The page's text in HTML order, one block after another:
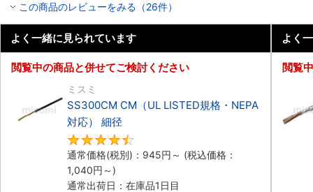
この商品のレビューをみる（26件）
よく一緒に見られています
閲覧中の商品と併せてご検討ください
ミスミ
SS300CM CM（UL LISTED規格・NEPA
対応） 細径
通常価格(税別)： 945円 ～ (税込価格：
1,040円 ～)
通常出荷日：在庫品1日目
よく
閲覧